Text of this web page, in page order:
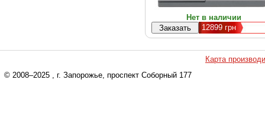
Нет в наличии
12899грн
Карта
© 2008–2025 , г. Запорожье, проспект Соборный 177